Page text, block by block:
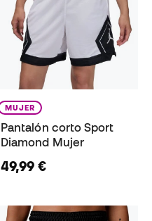
MUJER
Pantalón corto Sport
Diamond Mujer
49,99 €